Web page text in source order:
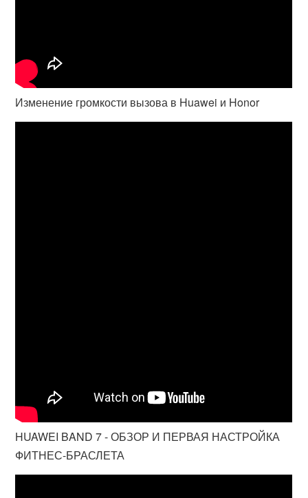
Изменение громкости вызова в Huawei и Honor
HUAWEI BAND 7 - ОБЗОР И ПЕРВАЯ НАСТРОЙКА
ФИТНЕС-БРАСЛЕТА